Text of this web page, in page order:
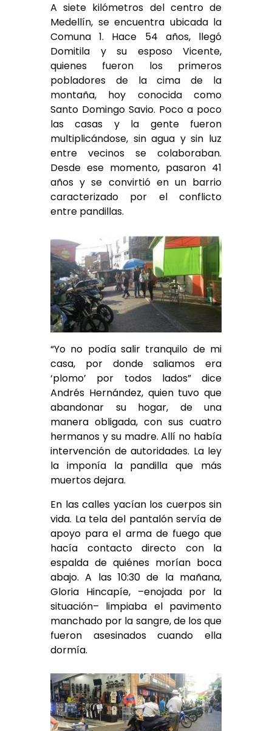
A siete kilómetros del centro de
Medellín, se encuentra ubicada la
Comuna 1. Hace 54 años, llegó
Domitila y su esposo Vicente,
quienes fueron los primeros
pobladores de la cima de la
montaña, hoy conocida como
Santo Domingo Savio. Poco a poco
las casas y la gente fueron
multiplicándose, sin agua y sin luz
entre vecinos se colaboraban.
Desde ese momento, pasaron 41
años y se convirtió en un barrio
caracterizado por el conflicto
entre pandillas.
“Yo no podía salir tranquilo de mi
casa, por donde saliamos era
‘plomo’ por todos lados” dice
Andrés Hernández, quien tuvo que
abandonar su hogar, de una
manera obligada, con sus cuatro
hermanos y su madre. Allí no había
intervención de autoridades. La ley
la imponía la pandilla que más
muertos dejara.
En las calles yacían los cuerpos sin
vida. La tela del pantalón servía de
apoyo para el arma de fuego que
hacía contacto directo con la
espalda de quiénes morían boca
abajo. A las 10:30 de la mañana,
Gloria Hincapíe, –enojada por la
situación– limpiaba el pavimento
manchado por la sangre, de los que
fueron asesinados cuando ella
dormía.